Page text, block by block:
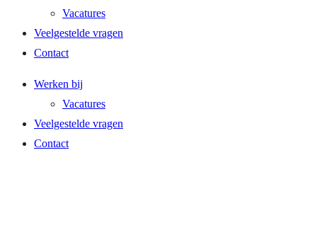
Vacatures
Veelgestelde vragen
Contact
Werken bij
Vacatures
Veelgestelde vragen
Contact